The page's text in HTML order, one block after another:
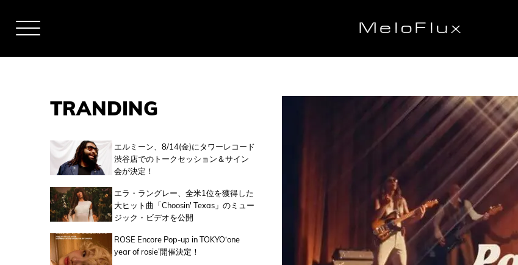
TRANDING
エルミーン、8/14(金)にタワーレコード
渋谷店でのトークセッション＆サイン
会が決定！
エラ・ラングレー、全米1位を獲得した
大ヒット曲「Choosin' Texas」のミュー
ジック・ビデオを公開
ROSE Encore Pop-up in TOKYO‘one
year of rosie’開催決定！